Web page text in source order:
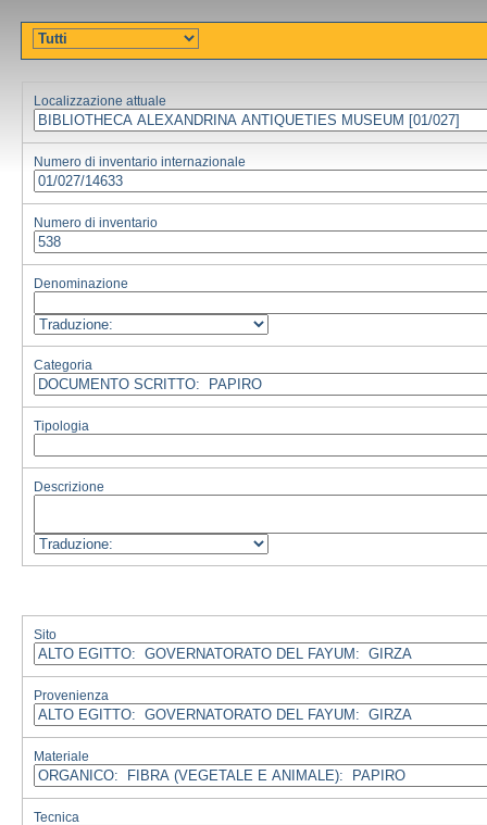
Localizzazione attuale
Numero di inventario internazionale
Numero di inventario
Denominazione
Categoria
Tipologia
Descrizione
Sito
Provenienza
Materiale
Tecnica